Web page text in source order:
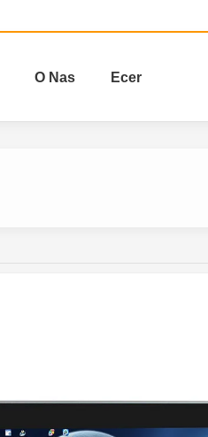
O Nas Ecer